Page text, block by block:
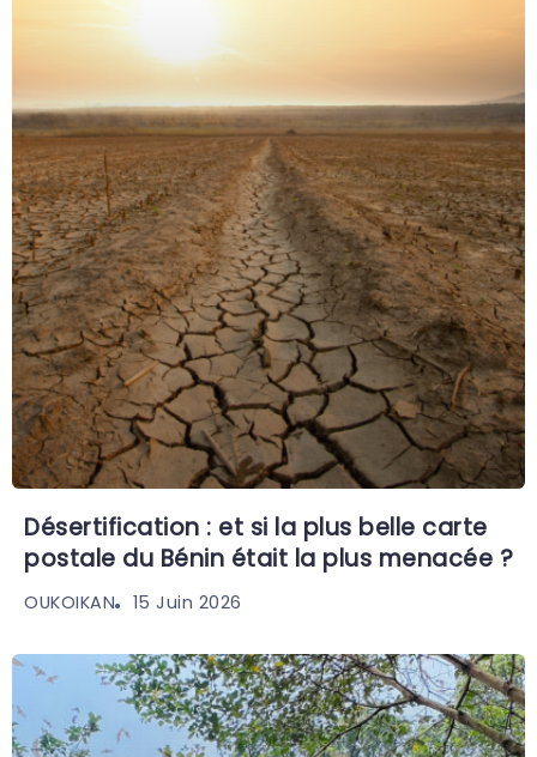
Désertification : et si la plus belle carte
postale du Bénin était la plus menacée ?
OUKOIKAN 15 Juin 2026